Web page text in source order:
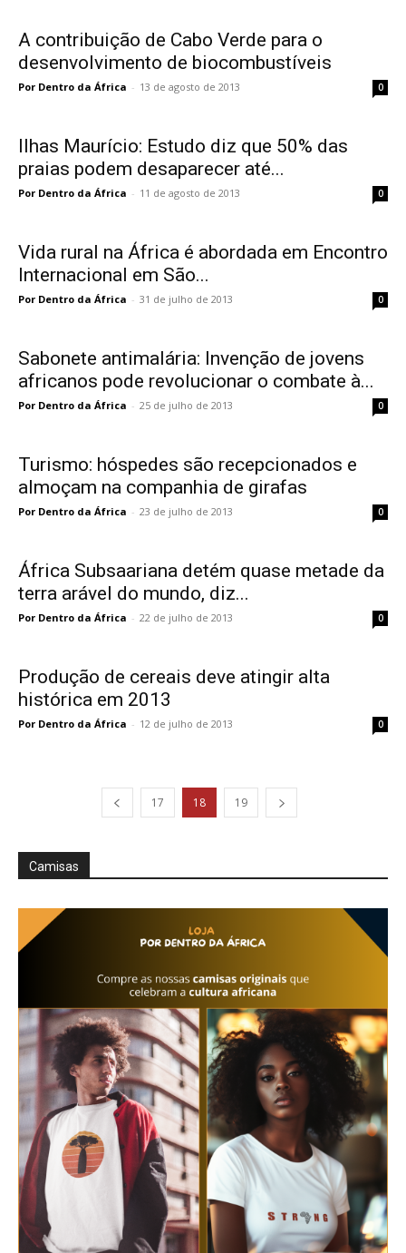
A contribuição de Cabo Verde para o
desenvolvimento de biocombustíveis
Por Dentro da África - 13 de agosto de 2013 0
Ilhas Maurício: Estudo diz que 50% das
praias podem desaparecer até...
Por Dentro da África - 11 de agosto de 2013 0
Vida rural na África é abordada em Encontro
Internacional em São...
Por Dentro da África - 31 de julho de 2013 0
Sabonete antimalária: Invenção de jovens
africanos pode revolucionar o combate à...
Por Dentro da África - 25 de julho de 2013 0
Turismo: hóspedes são recepcionados e
almoçam na companhia de girafas
Por Dentro da África - 23 de julho de 2013 0
África Subsaariana detém quase metade da
terra arável do mundo, diz...
Por Dentro da África - 22 de julho de 2013 0
Produção de cereais deve atingir alta
histórica em 2013
Por Dentro da África - 12 de julho de 2013 0
17 18 19
Camisas